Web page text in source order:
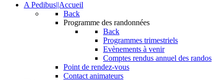
A Pedibus||Accueil
Back
Programme des randonnées
Back
Programmes trimestriels
Evènements à venir
Comptes rendus annuel des randos
Point de rendez-vous
Contact animateurs